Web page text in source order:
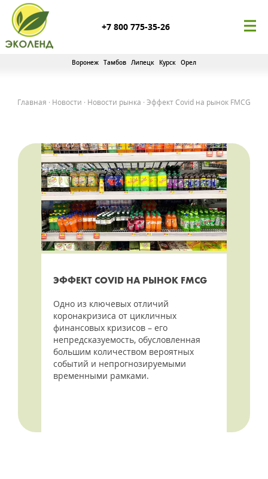
+7 800 775-35-26
Воронеж Тамбов Липецк Курск Орел
Главная · Новости · Новости рынка · Эффект Covid на рынок FMCG
ЭФФЕКТ COVID НА РЫНОК FMCG
Одно из ключевых отличий
коронакризиса от цикличных
финансовых кризисов – его
непредсказуемость, обусловленная
большим количеством вероятных
событий и непрогнозируемыми
временными рамками.